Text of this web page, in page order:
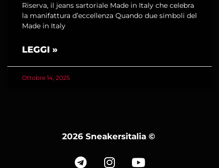
Riserva, il jeans sartoriale Made in Italy che celebra
la manifattura d’eccellenza Quando due simboli del
Made in Italy
LEGGI »
Ottobre 14, 2025
2026 Sneakersitalia ©